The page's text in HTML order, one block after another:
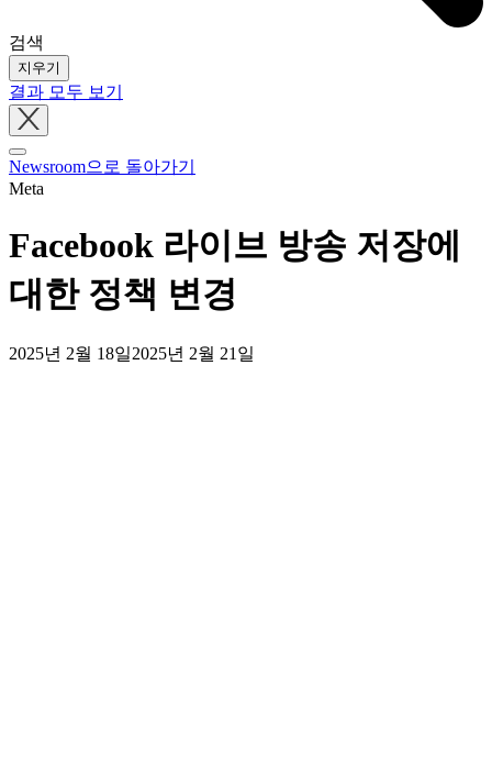
검색
지우기
결과 모두 보기
tray
Newsroom으로 돌아가기
Meta
Facebook 라이브 방송 저장에
대한 정책 변경
2025년 2월 18일2025년 2월 21일